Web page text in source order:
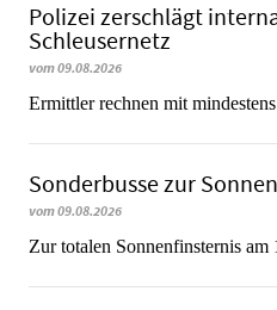
Polizei zerschlägt
Schleusernetz
vom 09.08.2026
Ermittler rechnen mit
Sonderbusse zur
vom 09.08.2026
Zur totalen Sonnenfinsternis am